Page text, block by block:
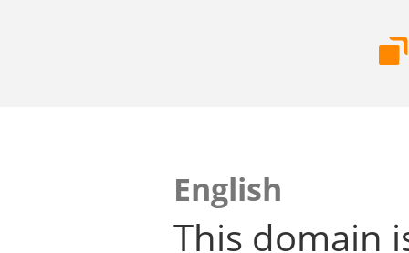
English
This domain